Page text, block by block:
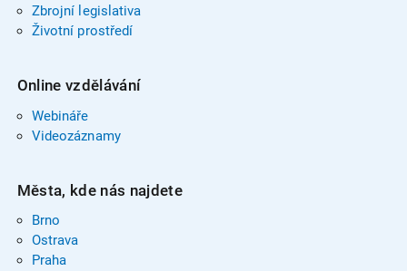
Zbrojní legislativa
Životní prostředí
Online vzdělávání
Webináře
Videozáznamy
Města, kde nás najdete
Brno
Ostrava
Praha